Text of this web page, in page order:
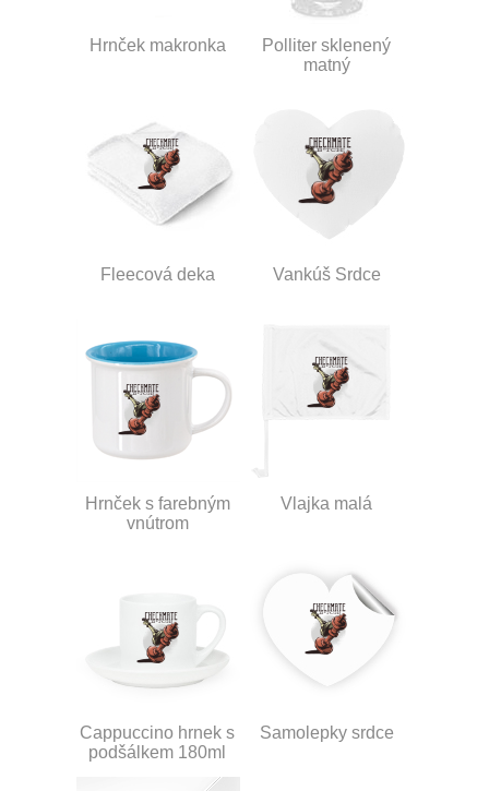
Hrnček makronka
Polliter sklenený
matný
Fleecová deka Vankúš Srdce
Hrnček s farebným
vnútrom
Vlajka malá
Cappuccino hrnek s
podšálkem 180ml
Samolepky srdce